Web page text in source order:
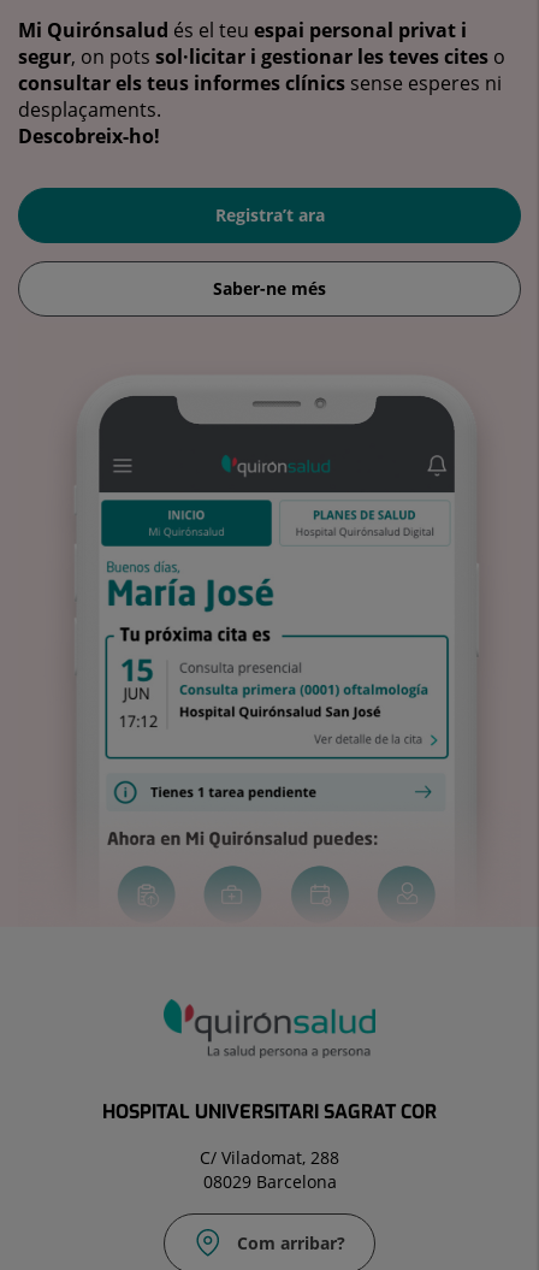
Mi Quirónsalud és el teu espai personal privat i
segur, on pots sol·licitar i gestionar les teves cites o
consultar els teus informes clínics sense esperes ni
desplaçaments.
Descobreix-ho!
Registra’t ara
Saber-ne més
HOSPITAL UNIVERSITARI SAGRAT COR
C/ Viladomat, 288
08029 Barcelona
Com arribar?